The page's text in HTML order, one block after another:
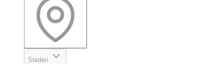
Steden